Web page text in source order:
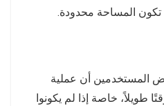
تكون المساحة محدودة.
المستخدمين أن عملية
طويلاً، خاصة إذا لم يكونوا